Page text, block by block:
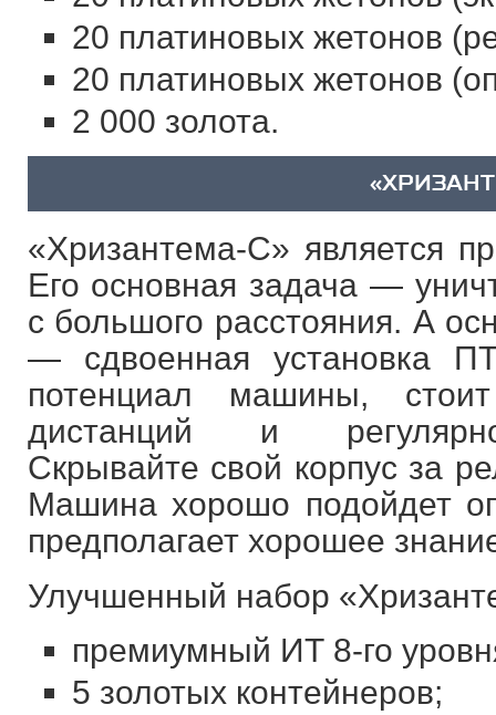
20 платиновых жетонов
20 платиновых жетонов
2 000 золота.
«Хризантема-С» является
Его основная задача —
с большого расстояния. А
— сдвоенная установка
потенциал машины,
дистанций и регулярно
Скрывайте свой корпус за
Машина хорошо подойдет
предполагает хорошее
Улучшенный набор
премиумный ИТ 8-го
5 золотых контейнеров;